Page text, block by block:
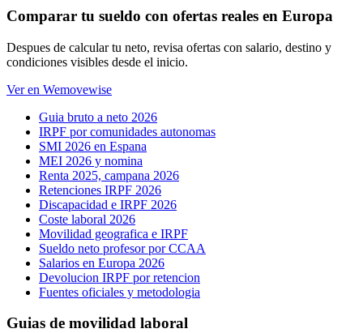
Comparar tu sueldo con ofertas reales en Europa
Despues de calcular tu neto, revisa ofertas con salario, destino y
condiciones visibles desde el inicio.
Ver en Wemovewise
Guia bruto a neto 2026
IRPF por comunidades autonomas
SMI 2026 en Espana
MEI 2026 y nomina
Renta 2025, campana 2026
Retenciones IRPF 2026
Discapacidad e IRPF 2026
Coste laboral 2026
Movilidad geografica e IRPF
Sueldo neto profesor por CCAA
Salarios en Europa 2026
Devolucion IRPF por retencion
Fuentes oficiales y metodologia
Guias de movilidad laboral